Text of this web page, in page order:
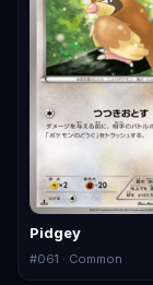
Pidgey
#061 · Common